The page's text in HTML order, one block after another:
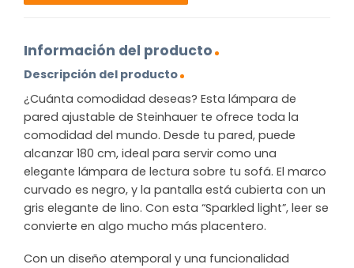
Información del producto
Descripción del producto
¿Cuánta comodidad deseas? Esta lámpara de
pared ajustable de Steinhauer te ofrece toda la
comodidad del mundo. Desde tu pared, puede
alcanzar 180 cm, ideal para servir como una
elegante lámpara de lectura sobre tu sofá. El marco
curvado es negro, y la pantalla está cubierta con un
gris elegante de lino. Con esta “Sparkled light”, leer se
convierte en algo mucho más placentero.
Con un diseño atemporal y una funcionalidad